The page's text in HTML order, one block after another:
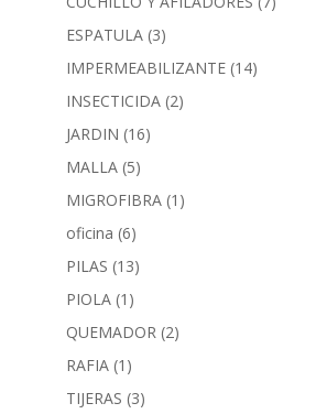
ESPATULA (3)
IMPERMEABILIZANTE (14)
INSECTICIDA (2)
JARDIN (16)
MALLA (5)
MIGROFIBRA (1)
oficina (6)
PILAS (13)
PIOLA (1)
QUEMADOR (2)
RAFIA (1)
TIJERAS (3)